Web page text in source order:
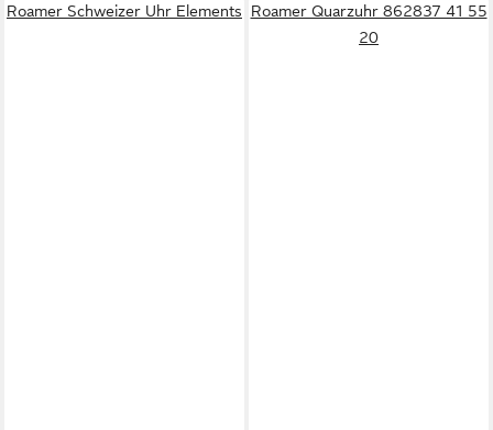
Roamer Schweizer Uhr Elements
Roamer Quarzuhr 862837 41 55
20